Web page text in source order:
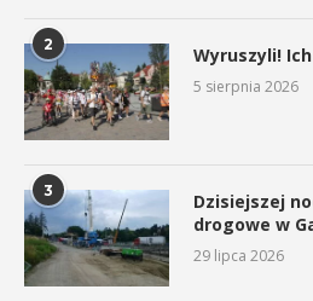
2 Wyruszyli!
5 sierpnia 2026
3
Dzisiejszej
drogowe w
29 lipca 2026